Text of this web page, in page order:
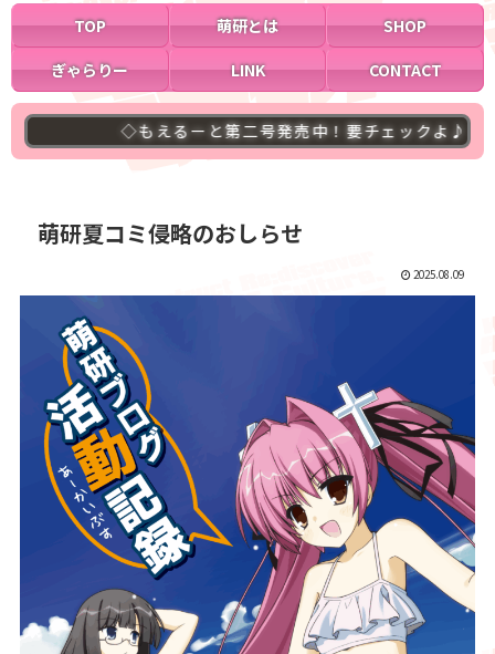
TOP 萌研とは
SHOP
ぎゃらりー
LINK CONTACT
◇もえるーと第二号発売中！要チェックよ♪
萌研夏コミ侵略のおしらせ
2025.08.09